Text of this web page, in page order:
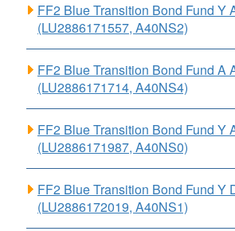
FF2 Blue Transition Bond Fund Y
(LU2886171557, A40NS2)
FF2 Blue Transition Bond Fund A
(LU2886171714, A40NS4)
FF2 Blue Transition Bond Fund Y
(LU2886171987, A40NS0)
FF2 Blue Transition Bond Fund Y
(LU2886172019, A40NS1)